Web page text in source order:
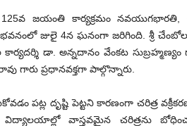
జ‌యంతి కార్య‌క్ర‌మం నవయుగభారతి,
జులై 4న ఘ‌నంగా జ‌రిగింది. శ్రీ
కార్యదర్శి డా. అన్నదానం వేంకట
ప్రధానవక్తగా పాల్గొన్నారు.
పట్ల దృష్టి పెట్టని కారణంగా చరిత్ర
విద్యాలయాల్లో వాస్తవమైన చరిత్రను